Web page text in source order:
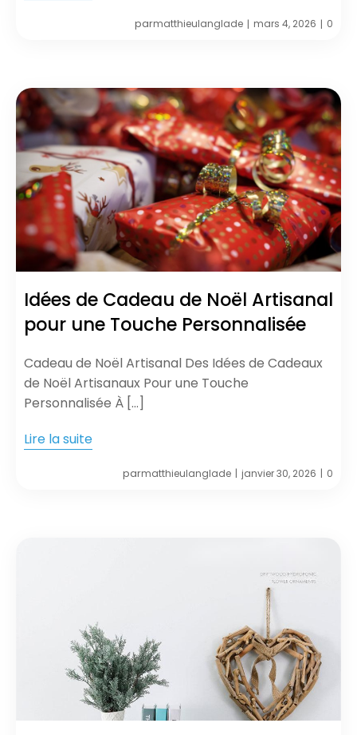
parmatthieulanglade | mars 4, 2026 | 0
Idées de Cadeau de Noël Artisanal
pour une Touche Personnalisée
Cadeau de Noël Artisanal Des Idées de Cadeaux
de Noël Artisanaux Pour une Touche
Personnalisée À […]
Lire la suite
parmatthieulanglade | janvier 30, 2026 | 0